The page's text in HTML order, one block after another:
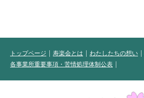
トップページ 寿楽会とは わたしたちの想い
各事業所重要事項・苦情処理体制公表